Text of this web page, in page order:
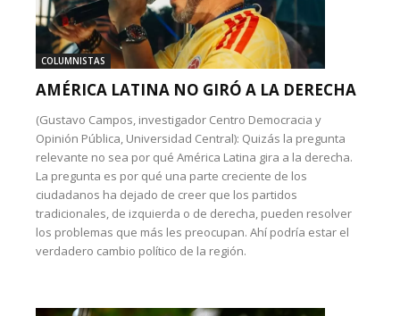
COLUMNISTAS
AMÉRICA LATINA NO GIRÓ A LA DERECHA
(Gustavo Campos, investigador Centro Democracia y
Opinión Pública, Universidad Central): Quizás la pregunta
relevante no sea por qué América Latina gira a la derecha.
La pregunta es por qué una parte creciente de los
ciudadanos ha dejado de creer que los partidos
tradicionales, de izquierda o de derecha, pueden resolver
los problemas que más les preocupan. Ahí podría estar el
verdadero cambio político de la región.